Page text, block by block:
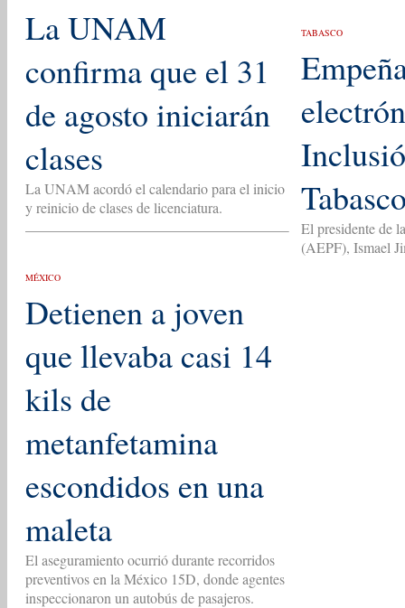
La UNAM
confirma que el 31
de agosto iniciarán
clases
La UNAM acordó el calendario para el inicio
y reinicio de clases de licenciatura.
MÉXICO
Detienen a joven
que llevaba casi 14
kils de
metanfetamina
escondidos en una
maleta
El aseguramiento ocurrió durante recorridos
preventivos en la México 15D, donde agentes
inspeccionaron un autobús de pasajeros.
TABASCO
El presidente de
(AEPF), Ismael